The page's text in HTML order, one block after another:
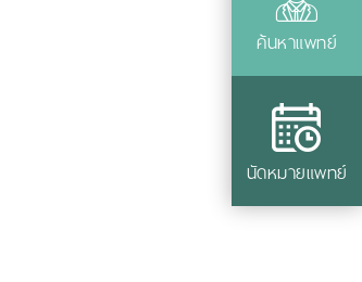
ค้นหาแพทย์
นัดหมายแพทย์